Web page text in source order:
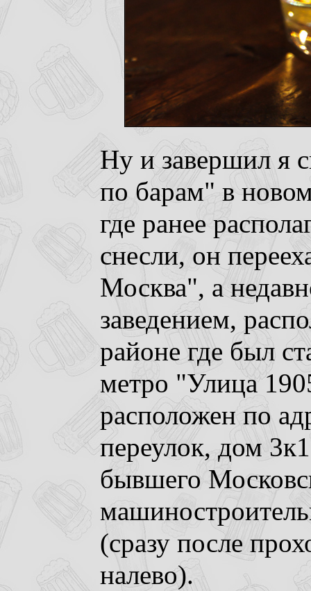
Ну и завершил я
по барам" в
где ранее
снесли, он
Москва", а
заведением,
районе где был
метро "Улица
расположен по
переулок, дом
бывшего
(сразу после
налево).